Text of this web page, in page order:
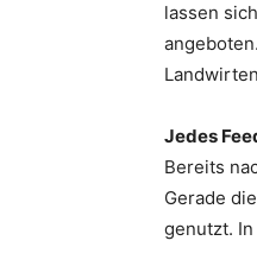
lassen
Jedes
Bereits
Gerade
genutzt.